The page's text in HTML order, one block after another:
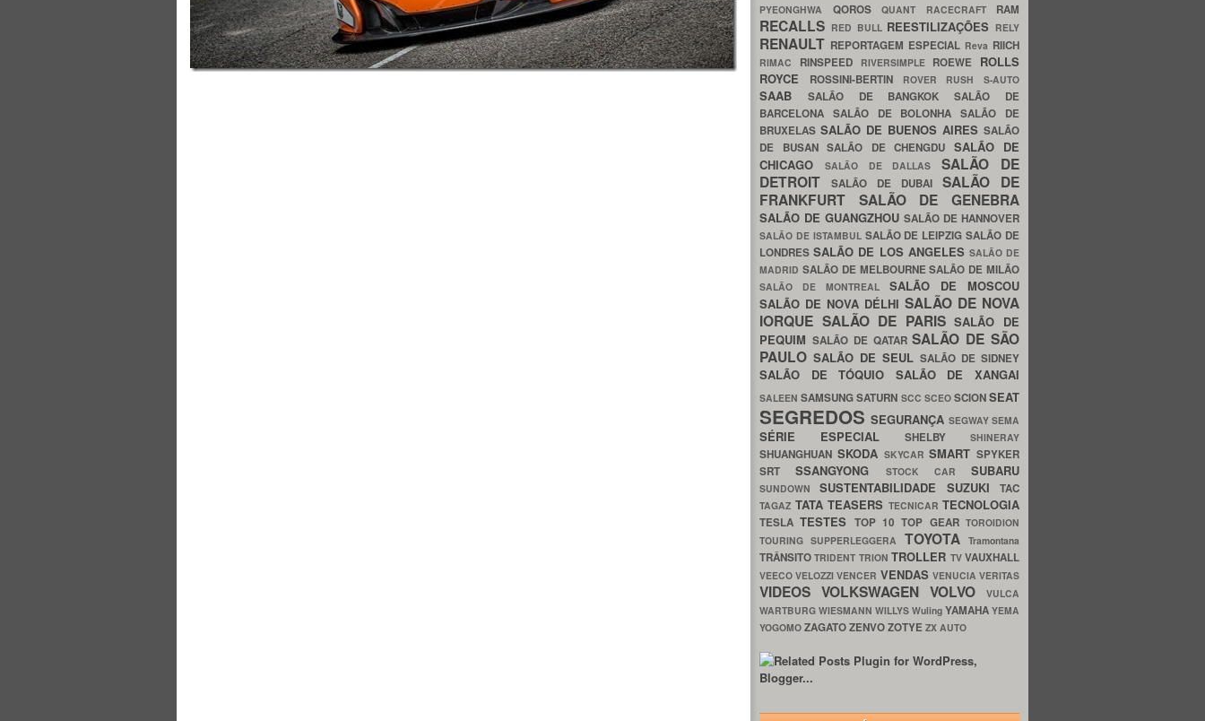
PYEONGHWA QOROS QUANT RACECRAFT RAM
RECALLS RED BULL REESTILIZAÇÕES RELY
RENAULT REPORTAGEM ESPECIAL Reva RIICH
RIMAC RINSPEED RIVERSIMPLE ROEWE ROLLS
ROYCE
ROSSINI-BERTIN ROVER RUSH S-AUTO
SAAB SALÃO DE BANGKOKSALÃO DE
BARCELONA SALÃO DE BOLONHASALÃO DE
BRUXELAS SALÃO DE BUENOS AIRES SALÃO
DE BUSAN SALÃO DE CHENGDU SALÃO DE
CHICAGO
SALÃO DE DALLASSALÃO DE
DETROIT
SALÃO DE DUBAI SALÃO DE
FRANKFURT SALÃO DE GENEBRA
SALÃO DE GUANGZHOU SALÃO DE HANNOVER
SALÃO DE ISTAMBUL SALÃO DE LEIPZIGSALÃO DE
LONDRESSALÃO DE LOS ANGELES SALÃO DE
MADRID SALÃO DE MELBOURNESALÃO DE MILÃO
SALÃO DE MONTREAL SALÃO DE MOSCOU
SALÃO DE NOVA DÉLHI SALÃO DE NOVA
IORQUE SALÃO DE PARISSALÃO DE
PEQUIM SALÃO DE QATARSALÃO DE SÃO
PAULO SALÃO DE SEUL SALÃO DE SIDNEY
SALÃO DE TÓQUIO SALÃO DE XANGAI
SALEENSAMSUNGSATURN SCC SCEO SCIONSEAT
SEGREDOSSEGURANÇA SEGWAYSEMA
SÉRIE ESPECIAL SHELBY SHINERAY
SHUANGHUAN SKODA SKYCARSMART SPYKER
SRTSSANGYONG STOCK CAR SUBARU
SUNDOWNSUSTENTABILIDADE SUZUKITAC
TAGAZ TATA TEASERS TECNICAR TECNOLOGIA
TESLATESTES TOP 10TOP GEARTOROIDION
TOURING SUPPERLEGGERA TOYOTATramontana
TRÂNSITOTRIDENT TRIONTROLLER TVVAUXHALL
VEECOVELOZZIVENCER VENDAS VENUCIAVERITAS
VIDEOS VOLKSWAGEN VOLVO
VULCA
WARTBURG WIESMANN WILLYS Wuling YAMAHA YEMA
YOGOMO ZAGATOZENVOZOTYE ZX AUTO